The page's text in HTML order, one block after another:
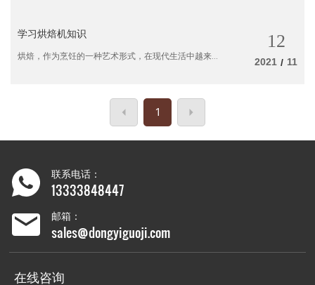
学习烘焙机知识
烘焙，作为烹饪的一种艺术形式，在现代生活中越来
12
2021 / 11
1
联系电话：
13333848447
邮箱：
sales@dongyiguoji.com
在线咨询